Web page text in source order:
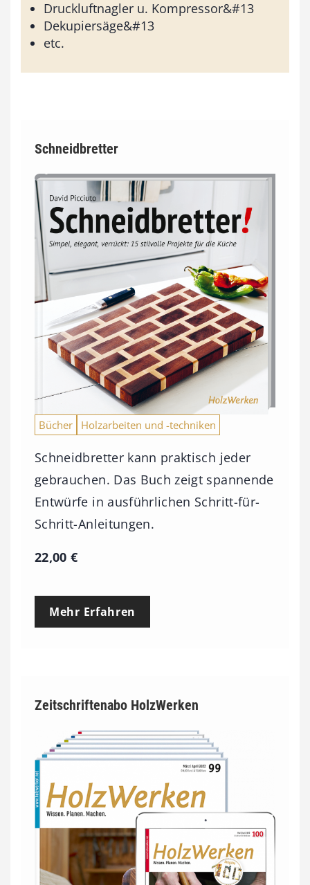
Druckluftnagler u. Kompressor&#13
Dekupiersäge&#13
etc.
Schneidbretter
Bücher Holzarbeiten und -techniken
Schneidbretter kann praktisch jeder
gebrauchen. Das Buch zeigt spannende
Entwürfe in ausführlichen Schritt-für-
Schritt-Anleitungen.
22,00€
Mehr Erfahren
Zeitschriftenabo HolzWerken